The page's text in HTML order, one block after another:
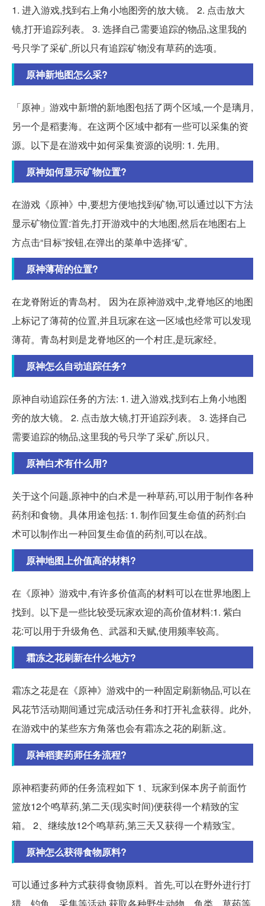
1. 进入游戏,找到右上角小地图旁的放大镜。 2. 点击放大
镜,打开追踪列表。 3. 选择自己需要追踪的物品,这里我的
号只学了采矿,所以只有追踪矿物没有草药的选项。
原神新地图怎么采?
「原神」游戏中新增的新地图包括了两个区域,一个是璃月,
另一个是稻妻海。在这两个区域中都有一些可以采集的资
源。以下是在游戏中如何采集资源的说明: 1. 先用。
原神如何显示矿物位置?
在游戏《原神》中,要想方便地找到矿物,可以通过以下方法
显示矿物位置:首先,打开游戏中的大地图,然后在地图右上
方点击“目标”按钮,在弹出的菜单中选择“矿。
原神薄荷的位置?
在龙脊附近的青岛村。 因为在原神游戏中,龙脊地区的地图
上标记了薄荷的位置,并且玩家在这一区域也经常可以发现
薄荷。青岛村则是龙脊地区的一个村庄,是玩家经。
原神怎么自动追踪任务?
原神自动追踪任务的方法: 1. 进入游戏,找到右上角小地图
旁的放大镜。 2. 点击放大镜,打开追踪列表。 3. 选择自己
需要追踪的物品,这里我的号只学了采矿,所以只。
原神白术有什么用?
关于这个问题,原神中的白术是一种草药,可以用于制作各种
药剂和食物。具体用途包括: 1. 制作回复生命值的药剂:白
术可以制作出一种回复生命值的药剂,可以在战。
原神地图上价值高的材料?
在《原神》游戏中,有许多价值高的材料可以在世界地图上
找到。以下是一些比较受玩家欢迎的高价值材料:1. 紫白
花:可以用于升级角色、武器和天赋,使用频率较高。
霜冻之花刷新在什么地方?
霜冻之花是在《原神》游戏中的一种固定刷新物品,可以在
风花节活动期间通过完成活动任务和打开礼盒获得。此外,
在游戏中的某些东方角落也会有霜冻之花的刷新,这。
原神稻妻药师任务流程?
原神稻妻药师的任务流程如下 1、玩家到保本房子前面竹
篮放12个鸣草药,第二天(现实时间)便获得一个精致的宝
箱。 2、继续放12个鸣草药,第三天又获得一个精致宝。
原神怎么获得食物原料?
可以通过多种方式获得食物原料。首先,可以在野外进行打